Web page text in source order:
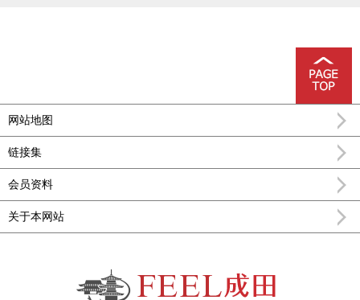
网站地图
链接集
会员资料
关于本网站
FEEL成田成田市公式观光信息